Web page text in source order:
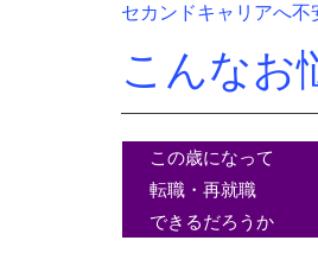
セカンドキャリアへ
こんなお
この歳になって
転職・再就職
できるだろうか